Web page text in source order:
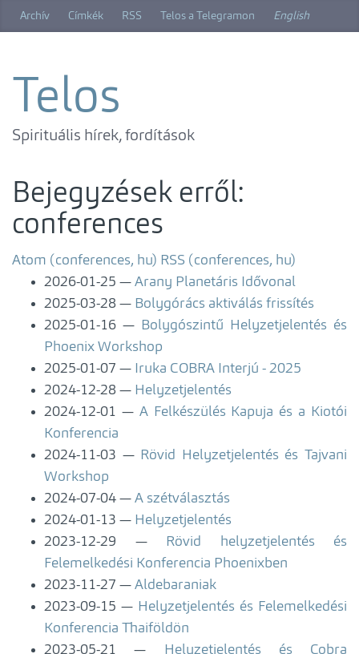
Archív Címkék RSS Telos a Telegramon English
Telos
Spirituális hírek, fordítások
Bejegyzések erről:
conferences
Atom (conferences, hu) RSS (conferences, hu)
2026-01-25
Arany Planetáris Idővonal
2025-03-28
Bolygórács aktiválás frissítés
2025-01-16
Bolygószintű Helyzetjelentés és
Phoenix Workshop
2025-01-07
Iruka COBRA Interjú - 2025
2024-12-28
Helyzetjelentés
2024-12-01
A Felkészülés Kapuja és a Kiotói
Konferencia
2024-11-03
Rövid Helyzetjelentés és Tajvani
Workshop
2024-07-04
A szétválasztás
2024-01-13
Helyzetjelentés
2023-12-29
Rövid helyzetjelentés és
Felemelkedési Konferencia Phoenixben
2023-11-27
Aldebaraniak
2023-09-15
Helyzetjelentés és Felemelkedési
Konferencia Thaiföldön
2023-05-21
Helyzetjelentés és Cobra